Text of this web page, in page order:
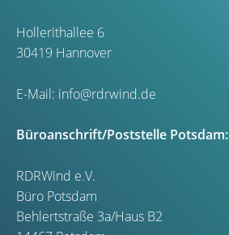
Hollerithallee 6
30419 Hannover
E-Mail: info@rdrwind.de
Büroanschrift/Poststelle Potsdam:
RDRWind e.V.
Büro Potsdam
Behlertstraße 3a/Haus B2